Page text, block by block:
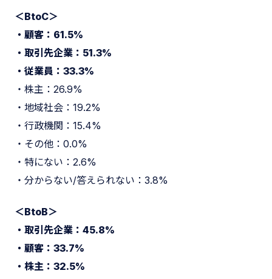
＜BtoC＞
・顧客：61.5%
・取引先企業：51.3%
・従業員：33.3%
・株主：26.9%
・地域社会：19.2%
・行政機関：15.4%
・その他：0.0%
・特にない：2.6%
・分からない/答えられない：3.8%
＜BtoB＞
・取引先企業：45.8%
・顧客：33.7%
・株主：32.5%